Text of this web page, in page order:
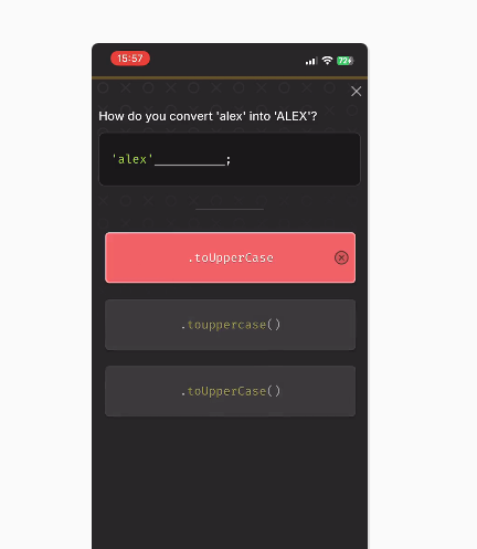
espaciales.
Implementa una aplicación de tareas usando una API.
Lista los repositorios de un usuario de GitHub usando
la API pública de GitHub.
Implementa una aplicación de conversión de moneda
usando una API de conversión de moneda real.
Proyecto final de varios pasos que te enseña a
se te proporciona el HTML, CSS y la documentación